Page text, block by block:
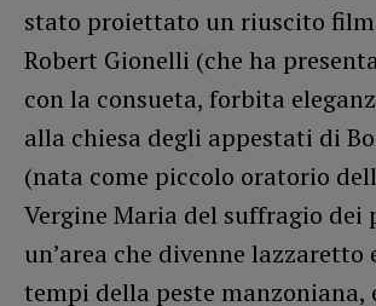
stato proiettato un riuscito
Robert Gionelli (che ha
con la consueta, forbita
alla chiesa degli appestati di
(nata come piccolo oratorio
Vergine Maria del suffragio dei
un’area che divenne
tempi della peste manzoniana,